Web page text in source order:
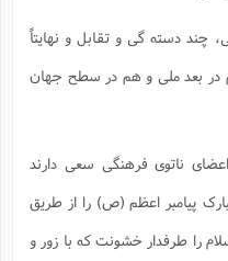
چند دسته گی و تقابل و نهایتاً
در بعد ملی و هم در سطح جهان
ناتوی فرهنگی سعی دارند
پیامبر اعظم (ص) را از طریق
را طرفدار خشونت که با زور و